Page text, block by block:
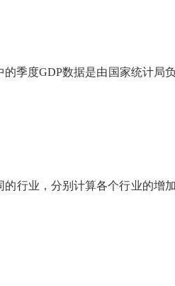
季度GDP数据是由国家统计局
行业，分别计算各个行业的增